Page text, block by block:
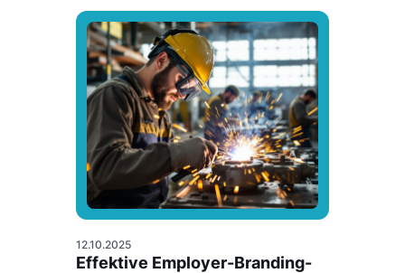
12.10.2025
Effektive Employer-Branding-